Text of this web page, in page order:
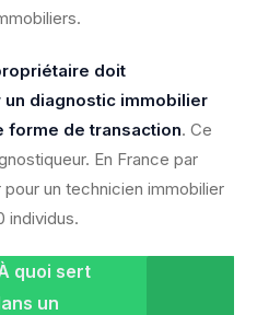
doit
diagnostic immobilier
forme de transaction. Ce
En France par
un technicien immobilier
individus.
quoi sert
un